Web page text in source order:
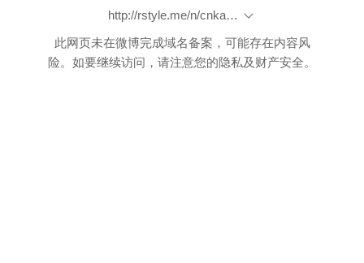
http://rstyle.me/n/cnkaarbp9if
此网页未在微博完成域名备案，可能存在内容风
险。如要继续访问，请注意您的隐私及财产安全。